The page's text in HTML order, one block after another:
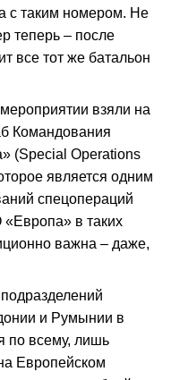
с таким номером. Не
теперь – после
все тот же батальон
взяли на
Командования
(Special Operations
является одним
спецопераций
в таких
важна – даже,
и Румынии в
по всему, лишь
Европейском